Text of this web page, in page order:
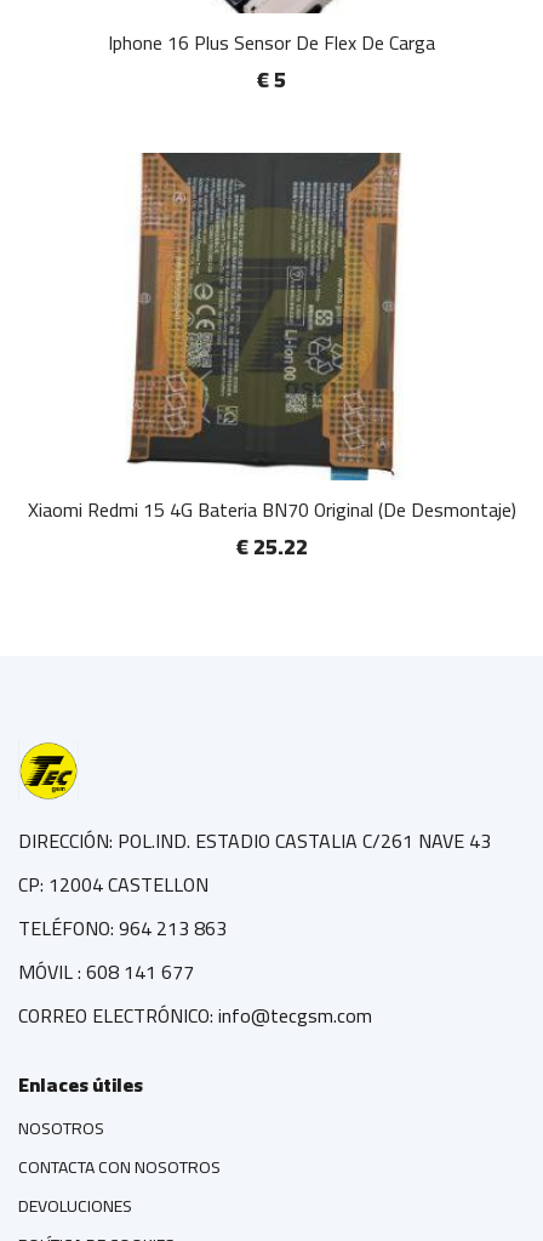
Iphone 16 Plus Sensor De Flex De Carga
€ 5
Xiaomi Redmi 15 4G Bateria BN70 Original (De Desmontaje)
€ 25.22
DIRECCIÓN: POL.IND. ESTADIO CASTALIA C/261 NAVE 43
CP: 12004 CASTELLON
TELÉFONO: 964 213 863
MÓVIL : 608 141 677
CORREO ELECTRÓNICO: info@tecgsm.com
Enlaces útiles
NOSOTROS
CONTACTA CON NOSOTROS
DEVOLUCIONES